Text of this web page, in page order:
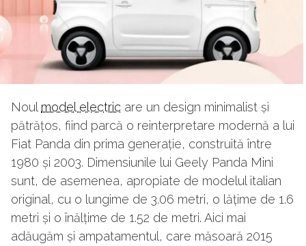
Noul model electric are un design minimalist și
pătrățos, fiind parcă o reinterpretare modernă a lui
Fiat Panda din prima generație, construită între
1980 și 2003. Dimensiunile lui Geely Panda Mini
sunt, de asemenea, apropiate de modelul italian
original, cu o lungime de 3.06 metri, o lățime de 1.6
metri și o înălțime de 1.52 de metri. Aici mai
adăugăm și ampatamentul, care măsoară 2015